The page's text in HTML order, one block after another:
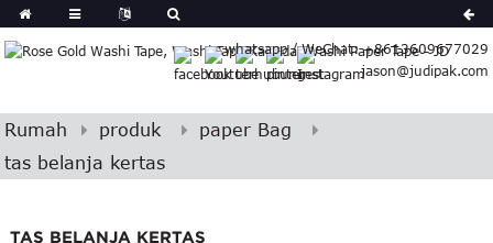
whatsapp / WeChat: +8613609677029
jason@judipak.com
German
Japanese
Lao
Bulgarian
Rumah produk
paper Bag
tas belanja kertas
TAS BELANJA KERTAS